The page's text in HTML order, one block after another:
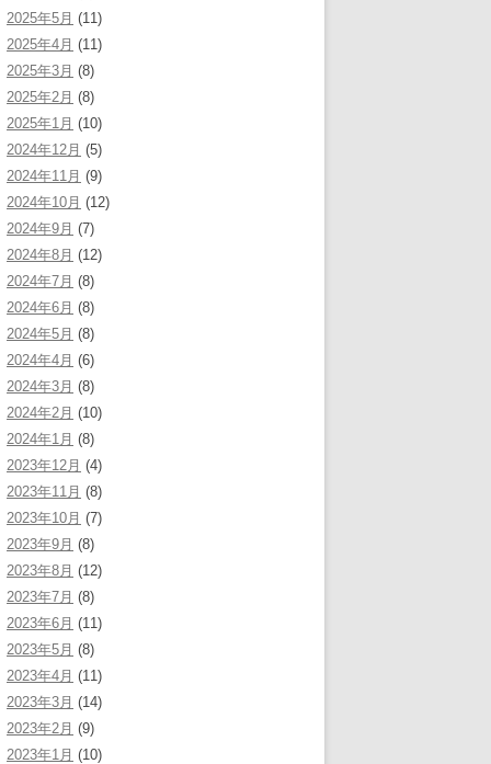
2025年5月 (11)
2025年4月 (11)
2025年3月 (8)
2025年2月 (8)
2025年1月 (10)
2024年12月 (5)
2024年11月 (9)
2024年10月 (12)
2024年9月 (7)
2024年8月 (12)
2024年7月 (8)
2024年6月 (8)
2024年5月 (8)
2024年4月 (6)
2024年3月 (8)
2024年2月 (10)
2024年1月 (8)
2023年12月 (4)
2023年11月 (8)
2023年10月 (7)
2023年9月 (8)
2023年8月 (12)
2023年7月 (8)
2023年6月 (11)
2023年5月 (8)
2023年4月 (11)
2023年3月 (14)
2023年2月 (9)
2023年1月 (10)